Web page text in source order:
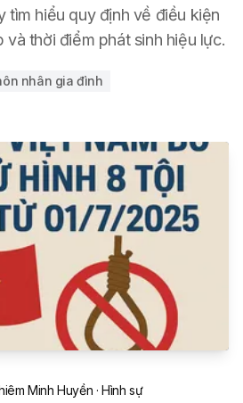
tìm hiểu quy định về điều kiện
và thời điểm phát sinh hiệu lực.
nhân gia đình
Minh Huyền ·Hình sự